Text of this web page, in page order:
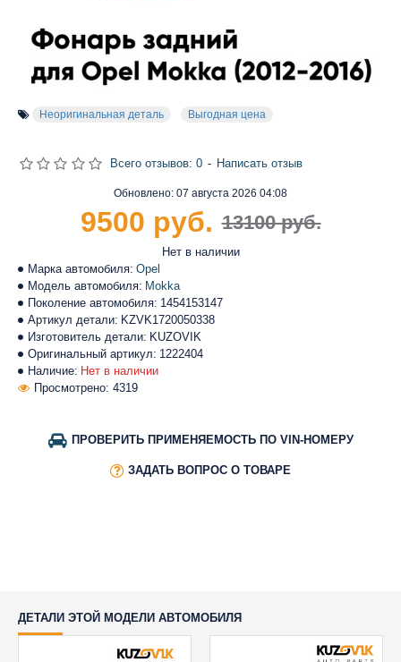
Неоригинальная деталь Выгодная цена
Наличие: Нет в наличии
Марка автомобиля: Opel
Модель автомобиля: Mokka
Поколение автомобиля: 1454153147
Артикул детали: KZVK1720050338
Изготовитель детали: KUZOVIK
Оригинальный артикул: 1222404
Просмотрено: 4319
Обновлено: 07 августа 2026 04:08
Нет в наличии
Всего отзывов: 0 - Написать отзыв
13100 руб.
9500 руб.
ПРОВЕРИТЬ ПРИМЕНЯЕМОСТЬ ПО VIN-НОМЕРУ
ЗАДАТЬ ВОПРОС О ТОВАРЕ
ДЕТАЛИ ЭТОЙ МОДЕЛИ АВТОМОБИЛЯ